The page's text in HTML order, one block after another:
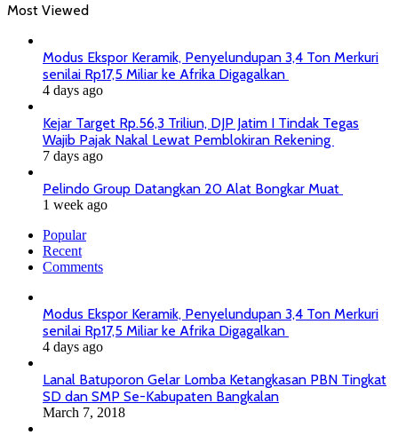
Most Viewed
Modus Ekspor Keramik, Penyelundupan 3,4 Ton Merkuri
senilai Rp17,5 Miliar ke Afrika Digagalkan
4 days ago
Kejar Target Rp.56,3 Triliun, DJP Jatim I Tindak Tegas
Wajib Pajak Nakal Lewat Pemblokiran Rekening
7 days ago
Pelindo Group Datangkan 20 Alat Bongkar Muat
1 week ago
Popular
Recent
Comments
Modus Ekspor Keramik, Penyelundupan 3,4 Ton Merkuri
senilai Rp17,5 Miliar ke Afrika Digagalkan
4 days ago
Lanal Batuporon Gelar Lomba Ketangkasan PBN Tingkat
SD dan SMP Se-Kabupaten Bangkalan
March 7, 2018